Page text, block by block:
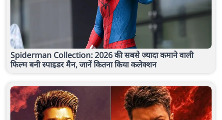
Spiderman Collection: 2026 की सबसे ज्यादा कमाने वाली
फिल्म बनी स्पाइडर मैन, जानें कितना किया कलेक्शन